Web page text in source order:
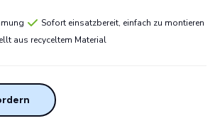
Sofort einsatzbereit, einfach zu montieren
aus recyceltem Material